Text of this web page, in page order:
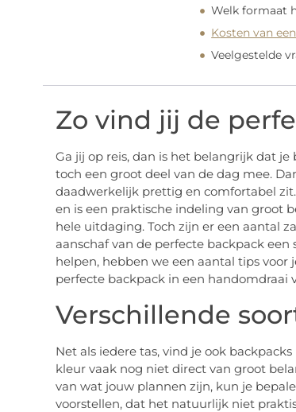
Welk formaat
Kosten van
Veelgestelde
Zo vind jij de
Ga jij op reis, dan is het belangrijk dat
toch een groot deel van de dag mee.
daadwerkelijk prettig en comfortabel
en is een praktische indeling van groot
hele uitdaging. Toch zijn er een aantal
aanschaf van de perfecte backpack
helpen, hebben we een aantal tips
perfecte backpack in een handomdraai
Verschillende
Net als iedere tas, vind je ook
kleur vaak nog niet direct van groot
van wat jouw plannen zijn, kun je
voorstellen, dat het natuurlijk niet